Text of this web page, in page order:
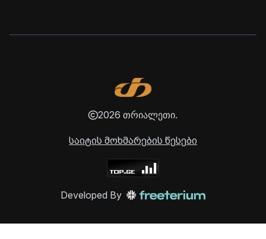
2026 თრიალეთი.
საიტის მოხმარების წესები
Developed By